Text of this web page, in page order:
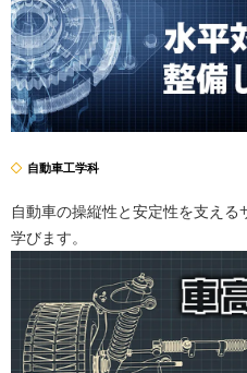
自動車工学科
自動車の操縦性と安定性を支え
学びます。